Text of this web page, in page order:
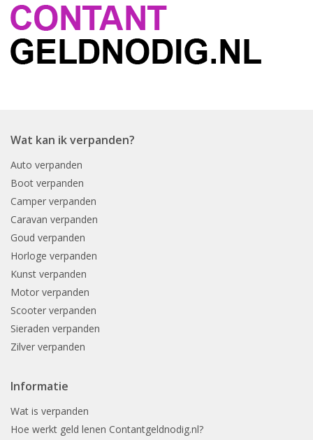
Wat kan ik verpanden?
Auto verpanden
Boot verpanden
Camper verpanden
Caravan verpanden
Goud verpanden
Horloge verpanden
Kunst verpanden
Motor verpanden
Scooter verpanden
Sieraden verpanden
Zilver verpanden
Informatie
Wat is verpanden
Hoe werkt geld lenen Contantgeldnodig.nl?